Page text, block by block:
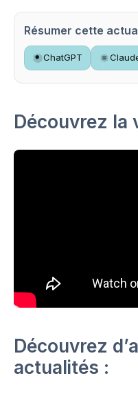
Résumer cette
ChatGPT
Découvrez la
Découvrez
actualités :